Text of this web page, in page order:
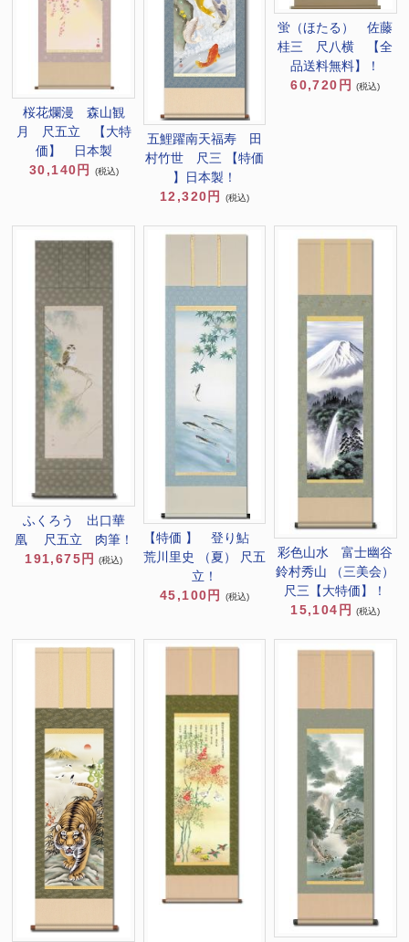
桜花爛漫 森山観
月 尺五立 【大特
価】 日本製
30,140円
(税込)
五鯉躍南天福寿 田
村竹世 尺三 【特価
】日本製！
12,320円
(税込)
蛍（ほたる） 佐藤
桂三 尺八横 【全
品送料無料】！
60,720円 (税込)
ふくろう 出口華
凰 尺五立 肉筆！
191,675円 (税込)
【特価 】 登り鮎
荒川里史 （夏） 尺五
立！
45,100円
(税込)
彩色山水 富士幽谷
鈴村秀山 （三美会）
尺三【大特価】！
15,104円 (税込)